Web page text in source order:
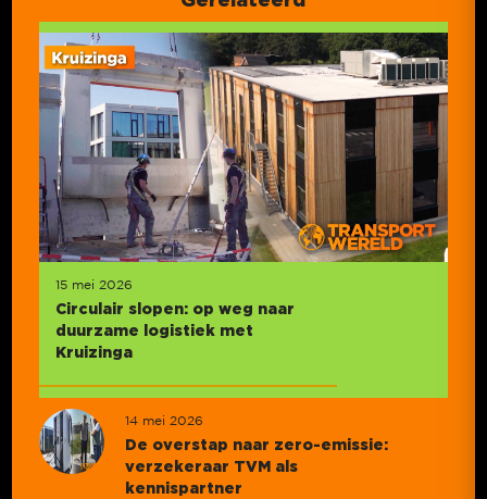
15 mei 2026
Circulair slopen: op weg naar
duurzame logistiek met
Kruizinga
14 mei 2026
De overstap naar zero-emissie:
verzekeraar TVM als
kennispartner